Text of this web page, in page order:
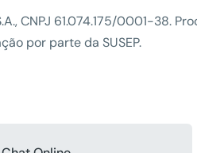
CNPJ 61.074.175/0001-38.
por parte da SUSEP.